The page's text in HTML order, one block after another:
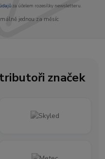
za účelem rozesílky newsletteru.
jednou za měsíc
značek